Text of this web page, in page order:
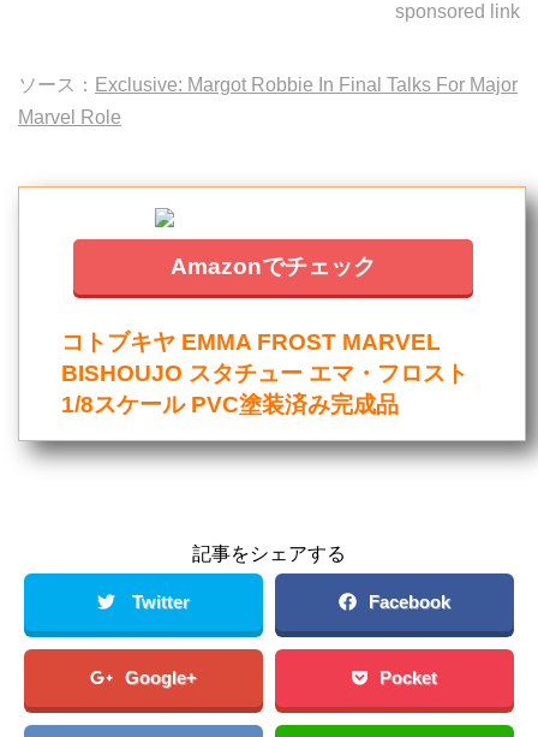
sponsored link
ソース：
Exclusive: Margot Robbie In Final Talks For Major
Marvel Role
Amazonでチェック
コトブキヤ EMMA FROST MARVEL
BISHOUJO スタチュー エマ・フロスト
1/8スケール PVC塗装済み完成品
記事をシェアする
Twitter Facebook
Google+ Pocket